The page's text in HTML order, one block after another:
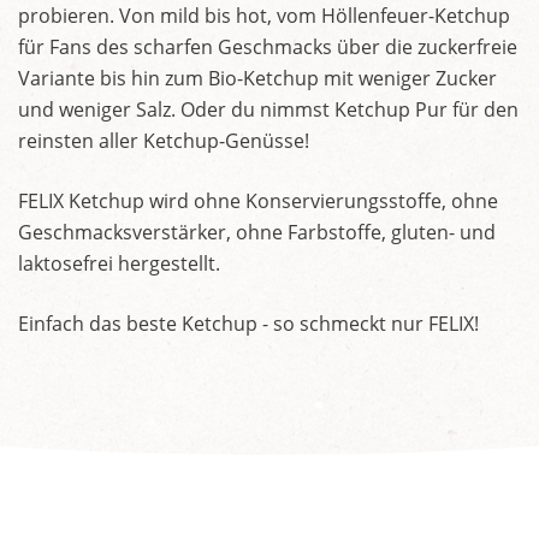
probieren. Von mild bis hot, vom Höllenfeuer-Ketchup
für Fans des scharfen Geschmacks über die zuckerfreie
Variante bis hin zum Bio-Ketchup mit weniger Zucker
und weniger Salz. Oder du nimmst Ketchup Pur für den
reinsten aller Ketchup-Genüsse!
FELIX Ketchup wird ohne Konservierungsstoffe, ohne
Geschmacksverstärker, ohne Farbstoffe, gluten- und
laktosefrei hergestellt.
Einfach das beste Ketchup - so schmeckt nur FELIX!